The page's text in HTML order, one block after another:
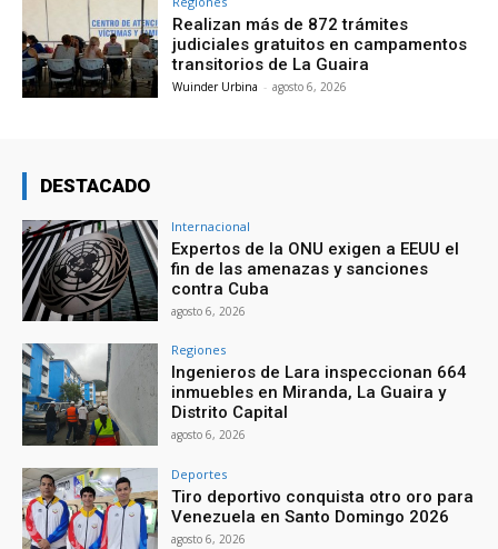
Realizan más de 872 trámites
judiciales gratuitos en campamentos
transitorios de La Guaira
Wuinder Urbina - agosto 6, 2026
DESTACADO
Internacional
Expertos de la ONU exigen a EEUU el
fin de las amenazas y sanciones
contra Cuba
agosto 6, 2026
Regiones
Ingenieros de Lara inspeccionan 664
inmuebles en Miranda, La Guaira y
Distrito Capital
agosto 6, 2026
Deportes
Tiro deportivo conquista otro oro para
Venezuela en Santo Domingo 2026
agosto 6, 2026